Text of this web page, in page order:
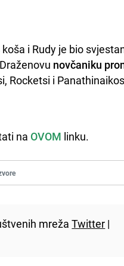
i Rudy je bio
novčaniku
Rocketsi i
na OVOM linku.
mrežaTwitter |